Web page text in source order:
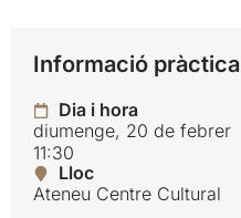
Informació pràctica
Dia i hora
diumenge, 20 de febrer
11:30
Lloc
Ateneu Centre Cultural